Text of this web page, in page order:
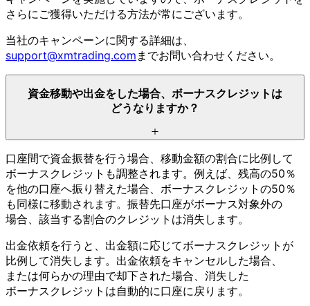
さらに ご獲得いただける方法が常に ございます。
当社のキャンペーンに関する詳細は、
support@xmtrading.com までお問い合わせください。
資金移動や出金を した場合、 ボーナスクレジットは
どうなりますか？
口座間で資金振替を行う 場合、 移動金額の割合に比例して
ボーナスクレジットも調整されます。 例えば、 残高の50％
を他の口座へ振り替えた場合、 ボーナスクレジットの50％
も同様に移動されます。 振替先口座がボーナス対象外の
場合、 該当する割合のクレジットは消失します。
出金依頼を行うと、 出金額に応じてボーナスクレジットが
比例して消失します。 出金依頼をキャンセルした場合、
または何らかの理由で却下された場合、 消失した
ボーナスクレジットは自動的に口座に戻ります。